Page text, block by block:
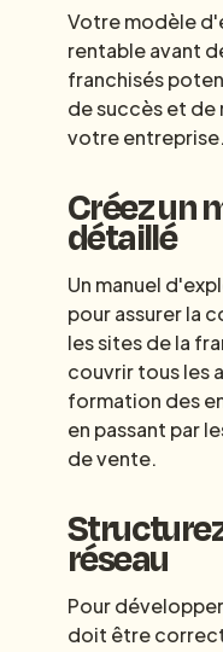
Votre modèle
rentable avant
franchisés
de succès et
votre entreprise.
Créez un
détaillé
Un manuel
pour assurer la
les sites de la
couvrir tous les
formation des
en passant par
de vente.
réseau
Pour
doit être